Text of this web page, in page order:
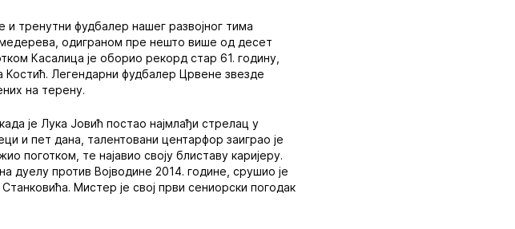
тренутни фудбалер нашег развојног тима
одиграном пре нешто више од десет
Касалица је оборио рекорд стар 61. годину,
Костић. Легендарни фудбалер Црвене звезде
на терену.
је Лука Јовић постао најмлађи стрелац у
и пет дана, талентовани центарфор заиграо је
поготком, те најавио своју блиставу каријеру.
дуелу против Војводине 2014. године, срушио је
Мистер је свој први сениорски погодак